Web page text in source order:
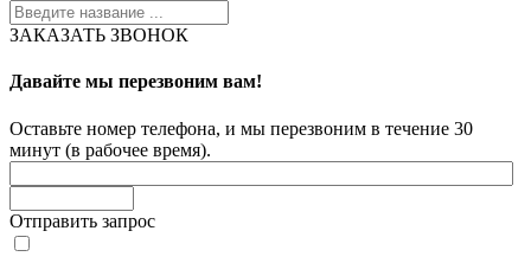
ЗАКАЗАТЬ ЗВОНОК
Давайте мы перезвоним вам!
Оставьте номер телефона, и мы перезвоним в течение 30
минут (в рабочее время).
Отправить запрос